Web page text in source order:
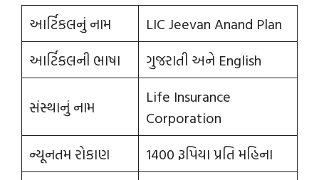
આર્ટિકલનું નામ
LIC Jeevan Anand Plan
આર્ટિકલની ભાષા
ગુજરાતી અને English
સંસ્થાનું નામ
Life Insurance
Corporation
ન્યૂનતમ રોકાણ
1400 રૂપિયા પ્રતિ મહિના